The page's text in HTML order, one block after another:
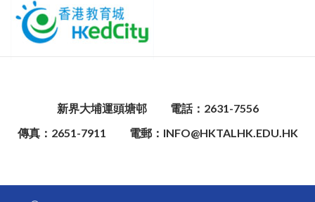
新界大埔運頭塘邨
電話：2631-7556
傳真：2651-7911
電郵：INFO@HKTALHK.EDU.HK